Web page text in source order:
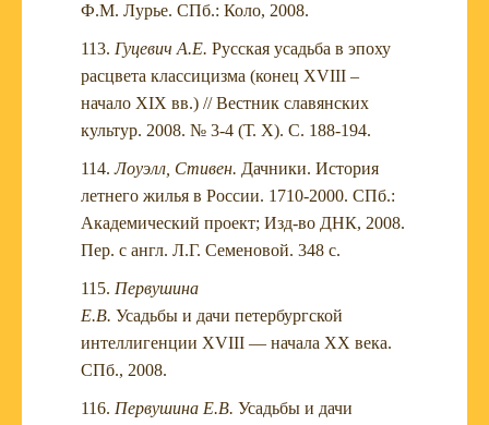
Ф.М. Лурье. СПб.: Коло, 2008.
Гуцевич А.Е. Русская усадьба в эпоху
расцвета классицизма (конец XVIII –
начало XIX вв.) // Вестник славянских
культур. 2008. № 3-4 (Т. X). С. 188-194.
Лоуэлл, Стивен. Дачники. История
летнего жилья в России. 1710-2000. СПб.:
Академический проект; Изд-во ДНК, 2008.
Пер. с англ. Л.Г. Семеновой. 348 с.
Первушина
Е.В. Усадьбы и дачи петербургской
интеллигенции XVIII — начала XX века.
СПб., 2008.
Первушина Е.В. Усадьбы и дачи